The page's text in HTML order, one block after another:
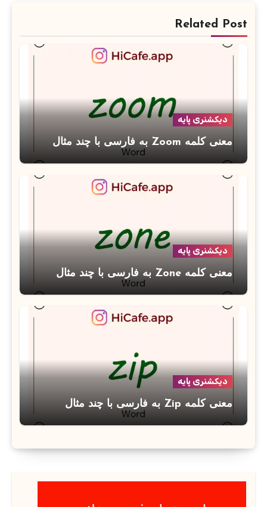
Related Post
دیکشنری پایه
معنی کلمه Zoom به فارسی با چند مثال
دیکشنری پایه
معنی کلمه Zone به فارسی با چند مثال
دیکشنری پایه
معنی کلمه Zip به فارسی با چند مثال